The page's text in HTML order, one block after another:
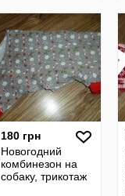
180 грн
Новогодний
комбинезон на
собаку, трикотаж